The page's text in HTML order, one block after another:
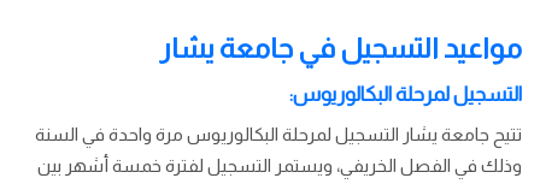
مواعيد التسجيل في جامعة يشار
التسجيل لمرحلة البكالوريوس:
تتيح جامعة يشار التسجيل لمرحلة البكالوريوس مرة واحدة في السنة
وذلك في الفصل الخريفي، ويستمر التسجيل لفترة خمسة أشهر بين